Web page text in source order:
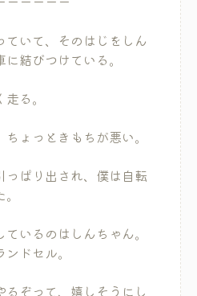
いて、そのはじをしん
結びつけている。
る。
ょっときもちが悪い。
っぱり出され、僕は自転
いるのはしんちゃん。
ドセル。
ぞって、嬉しそうにし